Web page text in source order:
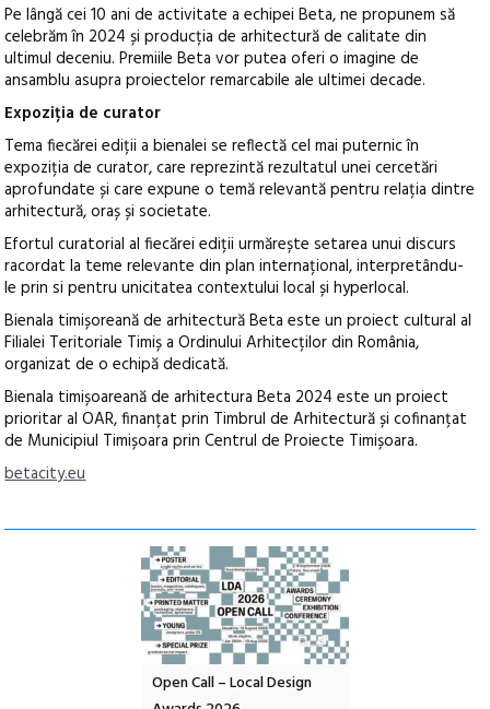
Pe lângă cei 10 ani de activitate a echipei Beta, ne propunem să
celebrăm în 2024 și producția de arhitectură de calitate din
ultimul deceniu. Premiile Beta vor putea oferi o imagine de
ansamblu asupra proiectelor remarcabile ale ultimei decade.
Expoziția de curator
Tema fiecărei ediții a bienalei se reflectă cel mai puternic în
expoziția de curator, care reprezintă rezultatul unei cercetări
aprofundate și care expune o temă relevantă pentru relația dintre
arhitectură, oraș și societate.
Efortul curatorial al fiecărei ediții urmărește setarea unui discurs
racordat la teme relevante din plan internațional, interpretându-
le prin si pentru unicitatea contextului local și hyperlocal.
Bienala timișoreană de arhitectură Beta este un proiect cultural al
Filialei Teritoriale Timiș a Ordinului Arhitecților din România,
organizat de o echipă dedicată.
Bienala timișoareană de arhitectura Beta 2024 este un proiect
prioritar al OAR, finanțat prin Timbrul de Arhitectură și cofinanțat
de Municipiul Timișoara prin Centrul de Proiecte Timișoara.
betacity.eu
Open Call – Local Design